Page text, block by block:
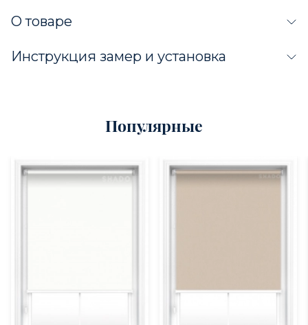
О товаре
Инструкция замер и установка
Популярные